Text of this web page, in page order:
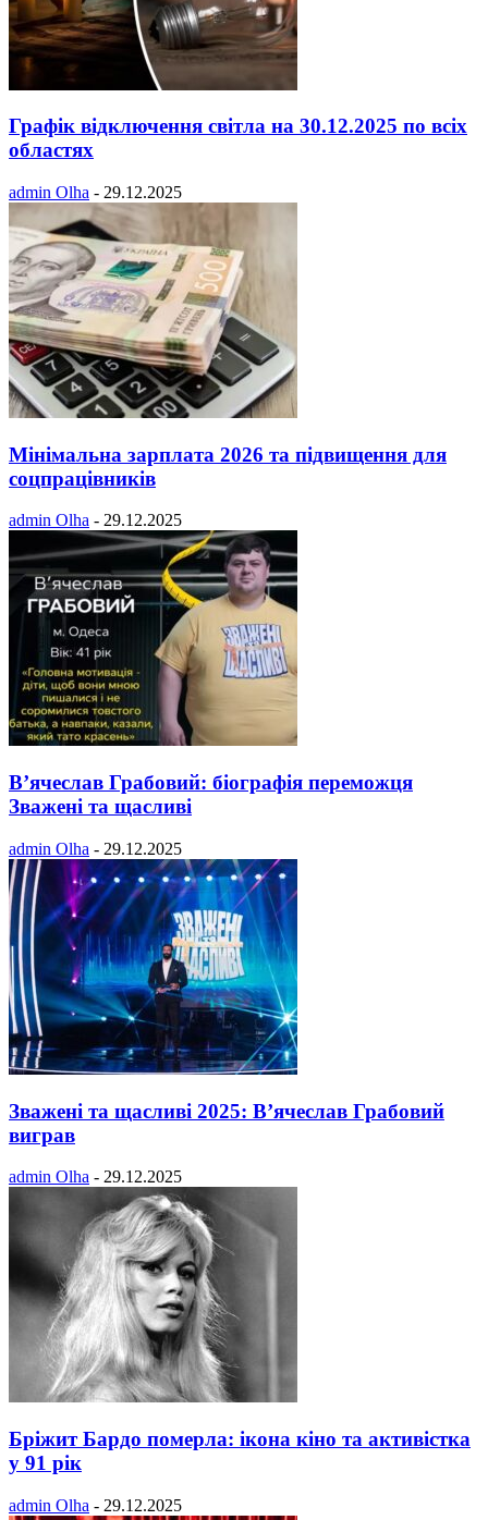
Графік відключення світла на 30.12.2025 по всіх
областях
admin Olha - 29.12.2025
Мінімальна зарплата 2026 та підвищення для
соцпрацівників
admin Olha - 29.12.2025
В’ячеслав Грабовий: біографія переможця
Зважені та щасливі
admin Olha - 29.12.2025
Зважені та щасливі 2025: В’ячеслав Грабовий
виграв
admin Olha - 29.12.2025
Бріжит Бардо померла: ікона кіно та активістка
у 91 рік
admin Olha - 29.12.2025